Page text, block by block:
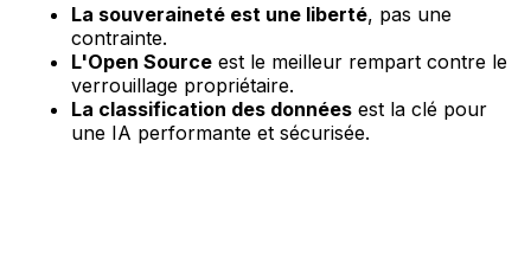
La souveraineté est une liberté, pas une
contrainte.
L'Open Source est le meilleur rempart contre le
verrouillage propriétaire.
La classification des données est la clé pour
une IA performante et sécurisée.